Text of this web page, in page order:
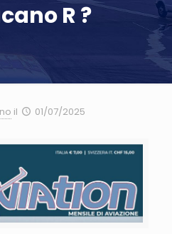
R ?
il 01/07/2025